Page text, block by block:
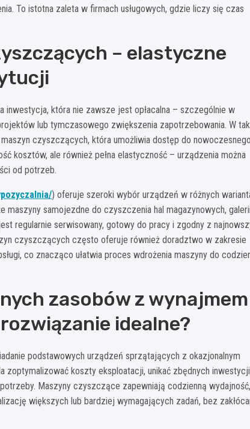
To istotna zaleta w firmach usługowych, gdzie liczy się czas
– elastyczne
która nie zawsze jest opłacalna – szczególnie w
lub tymczasowego zwiększenia zapotrzebowania. W
czyszczących, która umożliwia dostęp do nowoczesnego
kosztów, ale również pełna elastyczność – urządzenia można
od potrzeb.
) oferuje szeroki wybór urządzeń w różnych
samojezdne do czyszczenia hal magazynowych, galerii
regularnie serwisowany, gotowy do pracy i zgodny z
czyszczących często oferuje również doradztwo w zakresie
co znacząco ułatwia proces wdrożenia maszyny do
zasobów z wynajmem
idealne?
podstawowych urządzeń sprzątających z okazjonalnym
zoptymalizować koszty eksploatacji, unikać zbędnych
Maszyny czyszczące zapewniają codzienną wydajność,
większych lub bardziej wymagających zadań, bez